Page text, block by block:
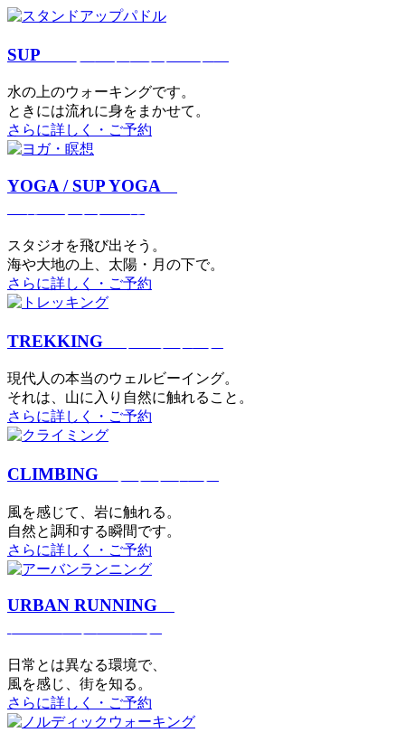
SUP
⽔の上のウォーキングです。
ときには流れに身をまかせて。
さらに詳しく・ご予約
YOGA / SUP YOGA
スタジオを⾶び出そう。
海や大地の上、太陽・⽉の下で。
さらに詳しく・ご予約
TREKKING
現代⼈の本当のウェルビーイング。
それは、⼭に⼊り⾃然に触れること。
さらに詳しく・ご予約
CLIMBING
⾵を感じて、岩に触れる。
⾃然と調和する瞬間です。
さらに詳しく・ご予約
URBAN RUNNING
日常とは異なる環境で、
風を感じ、街を知る。
さらに詳しく・ご予約